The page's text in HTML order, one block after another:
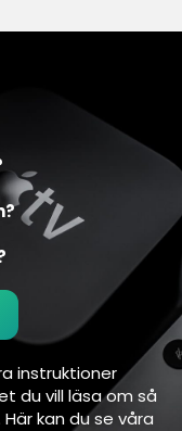
instruktioner
du vill läsa om så
kan du se våra